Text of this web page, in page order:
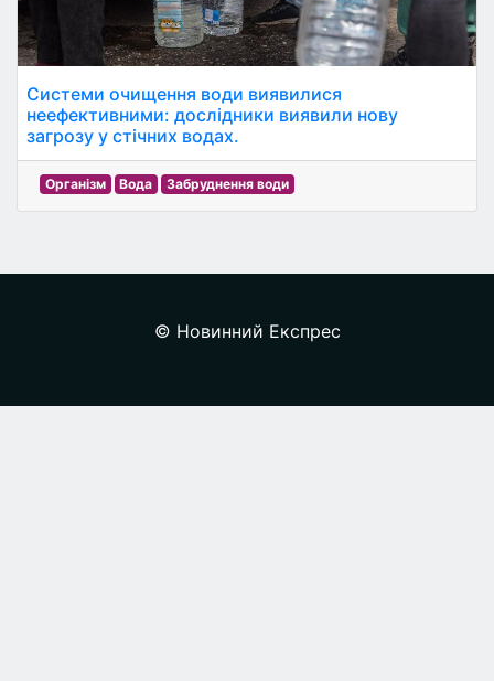
Системи очищення води виявилися
неефективними: дослідники виявили нову
загрозу у стічних водах.
Організм Вода Забруднення води
© Новинний Експрес